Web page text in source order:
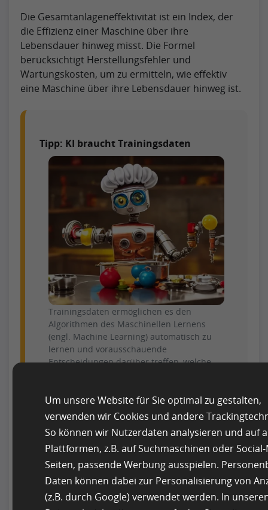
Die Gesamtanlageneffektivität ist ein Index, der
die Effizienz einer Maschine über ihre
Lebensdauer hinweg misst. Die Formel
berücksichtigt Herstellungsfehler und
Wartungskosten, um zu ermitteln, wie effektiv
eine Maschine über ihre Lebensdauer hinweg ist.
Tipp: KI braucht Trainingsdaten
Trainingsdaten ermöglichen es den
Algorithmen des Maschinellen Lernens
(engl. Machine Learning) automatisch zu
lernen und vorausschauende
Entscheidungen darüber treffen, welche
Daten sind für das KI-Training in der
Lebensmittelindustrie wichtig, weil sie
uns zeigen, welche Zutaten bevorzugt
werden. Diese Informationen können
zusammen mit anderen Datenpunkten
wie Lagerbestände und
Verbrauchertrends dazu beitragen, die
Genauigkeit der KI zu erhöhen.
Um unsere Website für Sie optimal zu gestalten,
verwenden wir Cookies und andere
So können wir Nutzerdaten analysieren und auf
Plattformen, z.B. auf Suchmaschinen oder
Seiten, passende Werbung ausspielen.
Daten können dabei zur Personalisierung von
(z.B. durch Google) verwendet werden. In